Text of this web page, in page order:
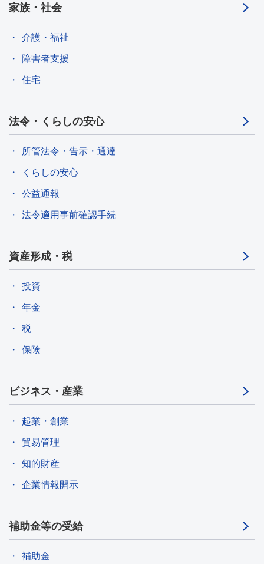
家族・社会
介護・福祉
障害者支援
住宅
法令・くらしの安心
所管法令・告示・通達
くらしの安心
公益通報
法令適用事前確認手続
資産形成・税
投資
年金
税
保険
ビジネス・産業
起業・創業
貿易管理
知的財産
企業情報開示
補助金等の受給
補助金